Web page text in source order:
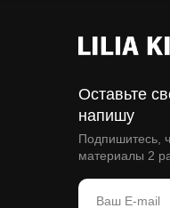
Оставьте
напишу
Подпишитесь,
материалы 2